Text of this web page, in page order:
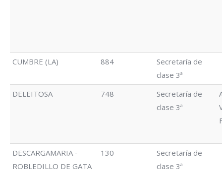
CUMBRE (LA) 884
Secretaría de
clase 3ª
DELEITOSA
748
Secretaría de
clase 3ª
DESCARGAMARIA -
ROBLEDILLO DE GATA
130
Secretaría de
clase 3ª